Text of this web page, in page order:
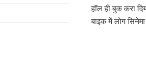
हॉल ही बुक करा
बाइक में लोग